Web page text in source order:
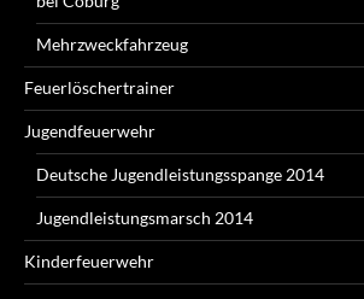
Mehrzweckfahrzeug
Feuerlöschertrainer
Jugendfeuerwehr
Deutsche Jugendleistungsspange 2014
Jugendleistungsmarsch 2014
Kinderfeuerwehr